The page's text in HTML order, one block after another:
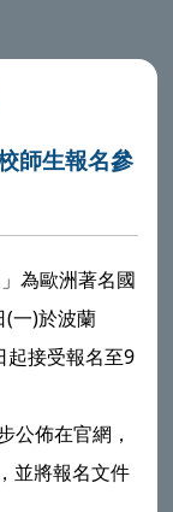
師生報名參
為歐洲著名國
(一)於波蘭
接受報名至9
公佈在官網，
並將報名文件